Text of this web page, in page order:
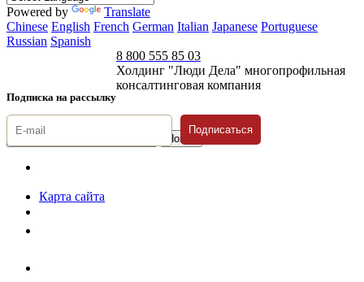
Powered by
Translate
Chinese English French German Italian Japanese Portuguese
Russian Spanish
Подписка на рассылку
8 800 555 85 03
Холдинг "Люди Дела" многопрофильная
консалтинговая компания
Подписаться
Карта сайта